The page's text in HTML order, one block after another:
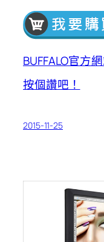
BUFFALO官方
按個讚吧！
2015-11-25